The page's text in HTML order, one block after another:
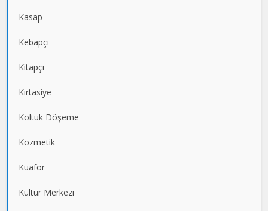
Kasap
Kebapçı
Kitapçı
Kırtasiye
Koltuk Döşeme
Kozmetik
Kuaför
Kültür Merkezi